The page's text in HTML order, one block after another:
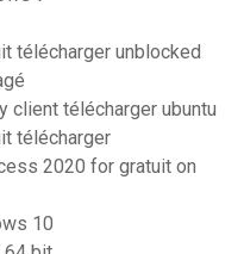
télécharger unblocked
client télécharger ubuntu
télécharger
2020 for gratuit on
10